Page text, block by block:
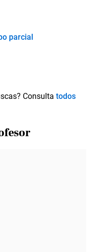
parcial
Consulta todos